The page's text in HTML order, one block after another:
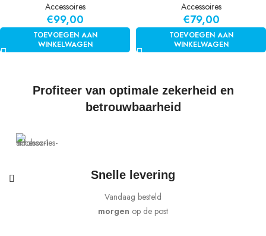
Accessoires
€99,00
TOEVOEGEN AAN
WINKELWAGEN
Accessoires
€79,00
TOEVOEGEN AAN
WINKELWAGEN
Profiteer van optimale zekerheid en
betrouwbaarheid
Snelle levering
Vandaag besteld
morgen op de post